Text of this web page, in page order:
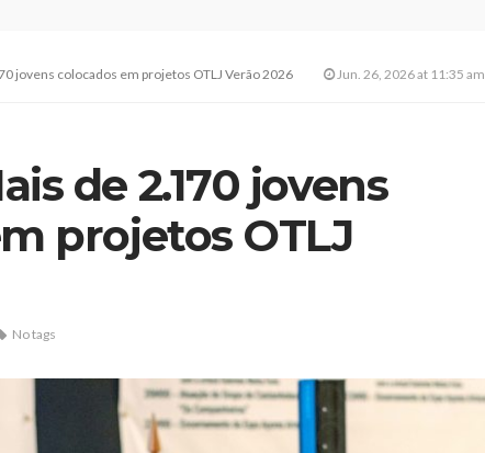
jovens colocados em projetos OTLJ Verão 2026 Jun. 26, 2026 at 11:35 am
de 2.170 jovens
projetos OTLJ
No tags